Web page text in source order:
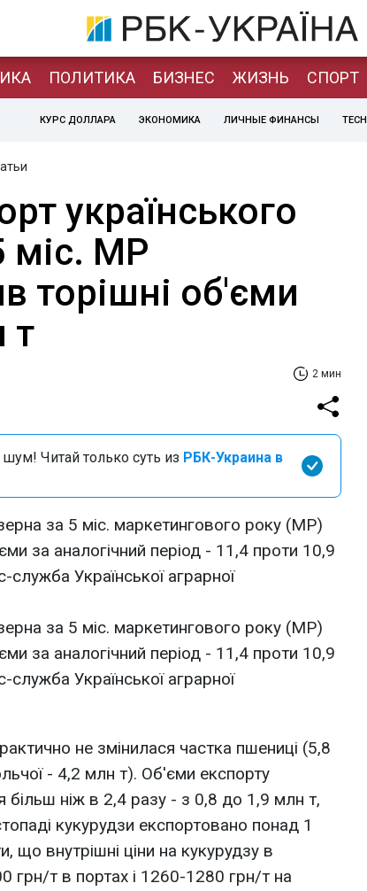
ПОЛИТИКА БИЗНЕС ЖИЗНЬ СПОРТ
КУРС ДОЛЛАРА ЭКОНОМИКА ЛИЧНЫЕ ФИНАНСЫ TECH
українського
міс. МР
торішні об'єми
т
2 мин
Читай только суть из РБК-Украина в
за 5 міс. маркетингового року (МР)
за аналогічний період - 11,4 проти 10,9
Української аграрної
за 5 міс. маркетингового року (МР)
за аналогічний період - 11,4 проти 10,9
Української аграрної
не змінилася частка пшениці (5,8
- 4,2 млн т). Об'єми експорту
більш ніж в 2,4 разу - з 0,8 до 1,9 млн т,
кукурудзи експортовано понад 1
що внутрішні ціни на кукурудзу в
грн/т в портах і 1260-1280 грн/т на